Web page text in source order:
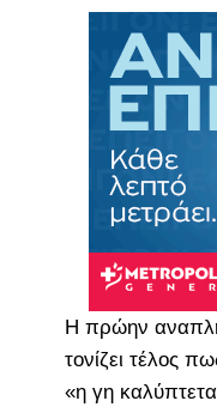
Η πρώην
τονίζει τέλος
«η γη